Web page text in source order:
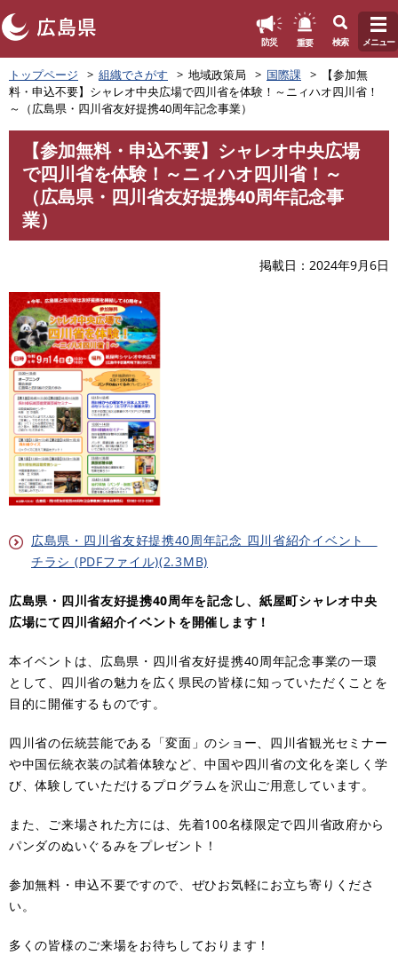
ペ
ー
ジ
防災 重要 検索 メニュー
トップページ 組織でさがす 地域政策局 国際課
【参加無
料・申込不要】シャレオ中央広場で四川省を体験！～ニィハオ四川省！
～（広島県・四川省友好提携40周年記念事業）
【参加無料・申込不要】シャレオ中央広場
で四川省を体験！～ニィハオ四川省！～
（広島県・四川省友好提携40周年記念事
業）
掲載日 2024年9月6日
広島県・四川省友好提携40周年記念 四川省紹介イベント
チラシ (PDFファイル)(2.3MB)
広島県・四川省友好提携40周年を記念し、紙屋町シャレオ中央
広場にて四川省紹介イベントを開催します！
本イベントは、広島県・四川省友好提携40周年記念事業の一環
として、四川省の魅力を広く県民の皆様に知っていただくことを
目的に開催するものです。
四川省の伝統芸能である「変面」のショー、四川省観光セミナー
や中国伝統衣装の試着体験など、中国や四川省の文化を楽しく学
び、体験していただけるプログラムを沢山ご用意しています。
また、ご来場された方には、先着100名様限定で四川省政府から
パンダのぬいぐるみをプレゼント！
参加無料・申込不要ですので、ぜひお気軽にお立ち寄りくださ
い。
多くの皆様のご来場をお待ちしております！